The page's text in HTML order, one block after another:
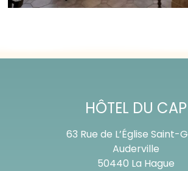
HÔTEL DU CAP
63 Rue de L’Église Saint-
Auderville
50440 La Hague